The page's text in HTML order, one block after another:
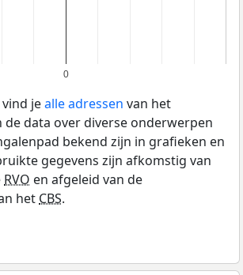
0
jealle adressen van het
de data over diverse onderwerpen
bekend zijn in grafieken en
gegevens zijn afkomstig van
RVO en afgeleid van de
hetCBS.